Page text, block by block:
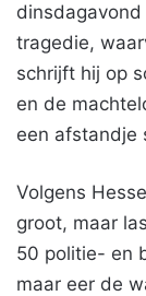
dinsdagavond
tragedie,
schrijft hij op
en de
een afstandje
Volgens
groot, maar
50 politie- en
maar eer de